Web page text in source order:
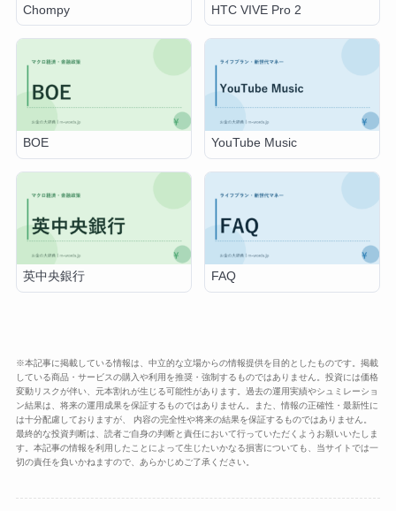
Chompy HTC VIVE Pro 2
BOE YouTube Music
英中央銀行 FAQ
※本記事に掲載している情報は、中立的な立場からの情報提供を目的としたものです。掲載
している商品・サービスの購入や利用を推奨・強制するものではありません。投資には価格
変動リスクが伴い、元本割れが生じる可能性があります。過去の運用実績やシュミレーショ
ン結果は、将来の運用成果を保証するものではありません。また、情報の正確性・最新性に
は十分配慮しておりますが、 内容の完全性や将来の結果を保証するものではありません。
最終的な投資判断は、読者ご自身の判断と責任において行っていただくようお願いいたしま
す。本記事の情報を利用したことによって生じたいかなる損害についても、当サイトでは一
切の責任を負いかねますので、あらかじめご了承ください。